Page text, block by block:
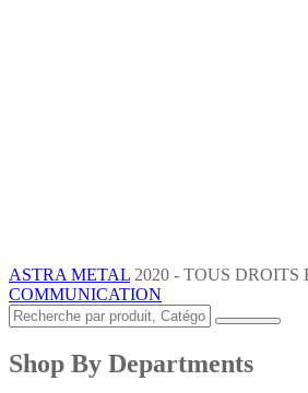
ASTRA METAL 2020 - TOUS DROITS
COMMUNICATION
Shop By Departments